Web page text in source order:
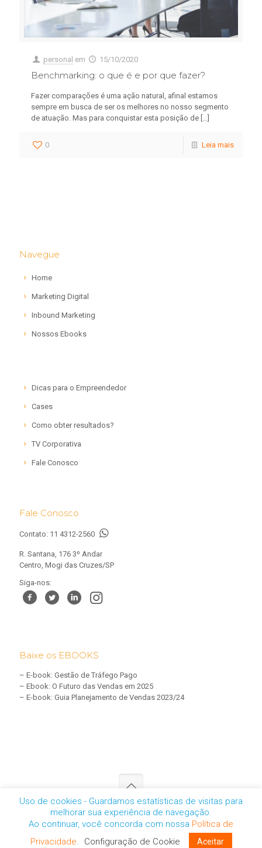
personal em 15/10/2020
Benchmarking: o que é e por que fazer?
Fazer comparações é uma ação natural, afinal estamos
sempre em busca de ser os melhores no nosso segmento
de atuação. Mas para conquistar esta posição de […]
0 Leia mais
Navegue
Home
Marketing Digital
Inbound Marketing
Nossos Ebooks
Dicas para o Empreendedor
Cases
Como obter resultados?
TV Corporativa
Fale Conosco
Fale Conosco
Contato: 11 4312-2560
R. Santana, 176 3º Andar
Centro, Mogi das Cruzes/SP
Siga-nos:
Baixe os EBOOKS
– E-book: Gestão de Tráfego Pago
– Ebook: O Futuro das Vendas em 2025
– E-book: Guia Planejamento de Vendas 2023/24
CNPJ: 05.457.461/0001-01 | © 2025 - Todos os direitos reservados
-Política de Privacidade-
personal@personalmarketingdigital.com.br
Uso de cookies - Guardamos estatísticas de visitas para
melhorar sua experiência de navegação.
Ao continuar, você concorda com nossa Política de
Privacidade. Configuração de Cookie Aceitar